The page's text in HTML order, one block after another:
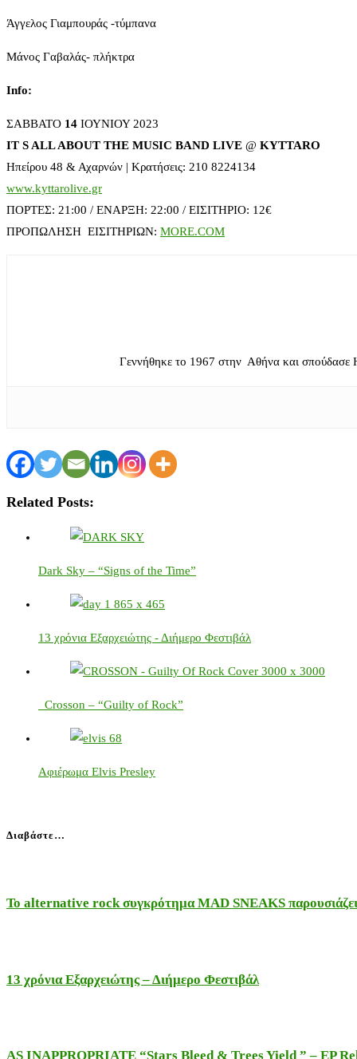
Άγγελος Γιαμπουράς -τύμπανα
Μάνος Γαβαλάς- πλήκτρα
Info:
ΣΑΒΒΑΤΟ 14 ΙΟΥΝΙΟΥ 2023
IT S ALL ABOUT THE MUSIC BAND LIVE @ KYTTARO
Ηπείρου 48 & Αχαρνών | Κρατήσεις: 210 8224134
www.kyttarolive.gr
ΠΟΡΤΕΣ: 21:00 / ΕΝΑΡΞΗ: 22:00 / EΙΣΙΤΗΡΙΟ: 12€
ΠΡΟΠΩΛΗΣΗ ΕΙΣΙΤΗΡΙΩΝ: MORE.COM
Γεννήθηκε το 1967 στην Αθήνα και σπούδασε
Related Posts:
Dark Sky – “Signs of the Time”
13 χρόνια Εξαρχειώτης - Διήμερο Φεστιβάλ
Crosson – “Guilty of Rock”
Αφιέρωμα Elvis Presley
Διαβάστε…
Το alternative rock συγκρότημα MAD SNEAKS
13 χρόνια Εξαρχειώτης – Διήμερο Φεστιβάλ
AS INAPPROPRIATE “Stars Bleed & Trees Yield ” – EP